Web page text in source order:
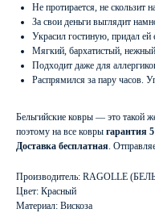
Не протирается, не скользит
За свои деньги выглядит
Украсил гостиную, придал
Мягкий, бархатистый,
Подходит даже для
Распрямился за пару часов.
Бельгийские ковры — это такой
поэтому на все ковры гарантия
Доставка бесплатная.
Производитель: RAGOLLE
Цвет: Красный
Материал: Вискоза